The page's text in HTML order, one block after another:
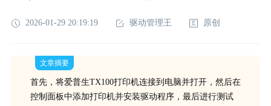
2026-01-29 20:19:19 驱动管理王 原创
文章摘要
首先，将爱普生TX100打印机连接到电脑并打开，然后在
控制面板中添加打印机并安装驱动程序，最后进行测试